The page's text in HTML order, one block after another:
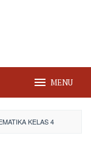
MENU
KELAS 4